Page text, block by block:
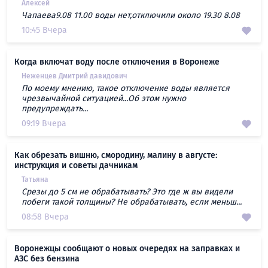
Алексей
Чапаева9.08 11.00 воды нет,отключили около 19.30 8.08
10:45 Вчера
Когда включат воду после отключения в Воронеже
Неженцев Дмитрий давидович
По моему мнению, такое отключение воды является
чрезвычайной ситуацией...Об этом нужно
предупреждать...
09:19 Вчера
Как обрезать вишню, смородину, малину в августе:
инструкция и советы дачникам
Татьяна
Срезы до 5 см не обрабатывать? Это где ж вы видели
побеги такой толщины? Не обрабатывать, если меньш...
08:58 Вчера
Воронежцы сообщают о новых очередях на заправках и
АЗС без бензина